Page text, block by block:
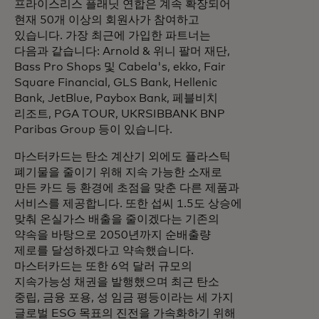
프라이스리스 플래닛 연합은 계속 확장되어
현재 50개 이상의 회원사가 참여하고
있습니다. 가장 최근에 가입한 파트너는
다음과 같습니다: Arnold & 위니 팔머 재단,
Bass Pro Shops 및 Cabela's, ekko, Fair
Square Financial, GLS Bank, Hellenic
Bank, JetBlue, Paybox Bank, 페블비치
리조트, PGA TOUR, UKRSIBBANK BNP
Paribas Group 등이 있습니다.
마스터카드는 탄소 계산기 외에도 플라스틱
폐기물을 줄이기 위해 지속 가능한 소재로
만든 카드 등 환경에 초점을 맞춘 다른 제품과
서비스를 제공합니다. 또한 섭씨 1.5도 상승에
맞춰 온실가스 배출을 줄이겠다는 기존의
약속을 바탕으로 2050년까지 순배출량
제로를 달성하겠다고 약속했습니다.
마스터카드는 또한 6억 달러 규모의
지속가능성 채권을 발행했으며 최근 탄소
중립, 금융 포용, 성 임금 평등이라는 세 가지
글로벌 ESG 목표의 진전을 가속화하기 위해